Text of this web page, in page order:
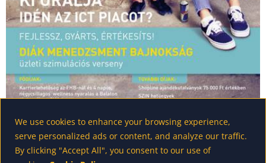
We use cookies to enhance your browsing experience,
serve personalized ads or content, and analyze our traffic.
By clicking "Accept All", you consent to our use of